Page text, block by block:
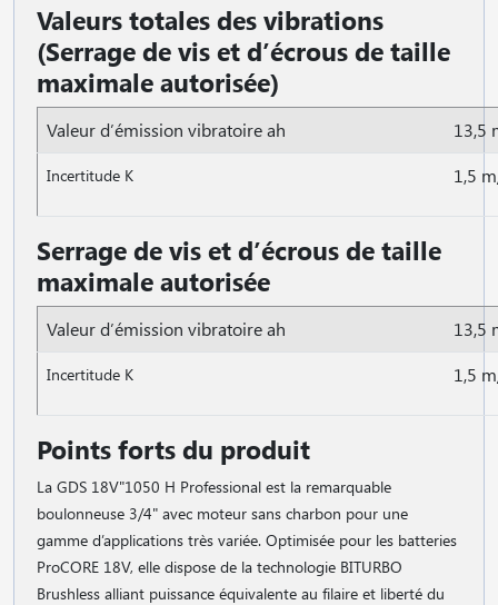
Valeurs totales des vibrations
(Serrage de vis et d’écrous de taille
maximale autorisée)
Valeur d’émission vibratoire ah 13,5
Incertitude K 1,5
Serrage de vis et d’écrous de taille
maximale autorisée
Valeur d’émission vibratoire ah 13,5
Incertitude K 1,5
Points forts du produit
La GDS 18V"1050 H Professional est la remarquable
boulonneuse 3/4" avec moteur sans charbon pour une
gamme d’applications très variée. Optimisée pour les batteries
ProCORE 18V, elle dispose de la technologie BITURBO
Brushless alliant puissance équivalente au filaire et liberté du